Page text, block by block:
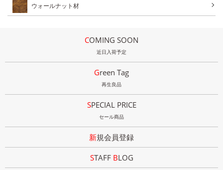
ウォールナット材
COMING SOON
近日入荷予定
Green Tag
再生良品
SPECIAL PRICE
セール商品
新規会員登録
STAFF BLOG